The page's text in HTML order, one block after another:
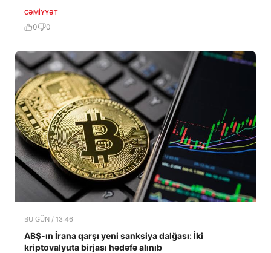
CƏMIYYƏT
0 0
BU GÜN / 13:46
ABŞ-ın İrana qarşı yeni sanksiya dalğası: İki
kriptovalyuta birjası hədəfə alınıb